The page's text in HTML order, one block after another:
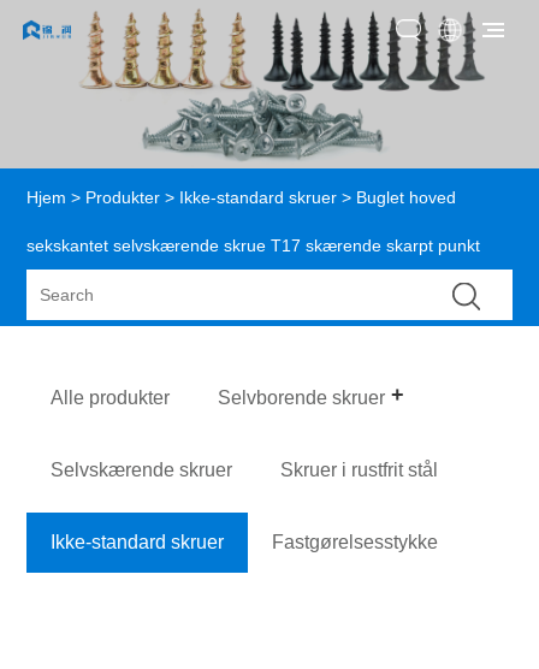
Hjem > Produkter > Ikke-standard skruer > Buglet hoved
sekskantet selvskærende skrue T17 skærende skarpt punkt
Alle produkter Selvborende skruer
Selvskærende skruer Skruer i rustfrit stål
Ikke-standard skruer Fastgørelsesstykke